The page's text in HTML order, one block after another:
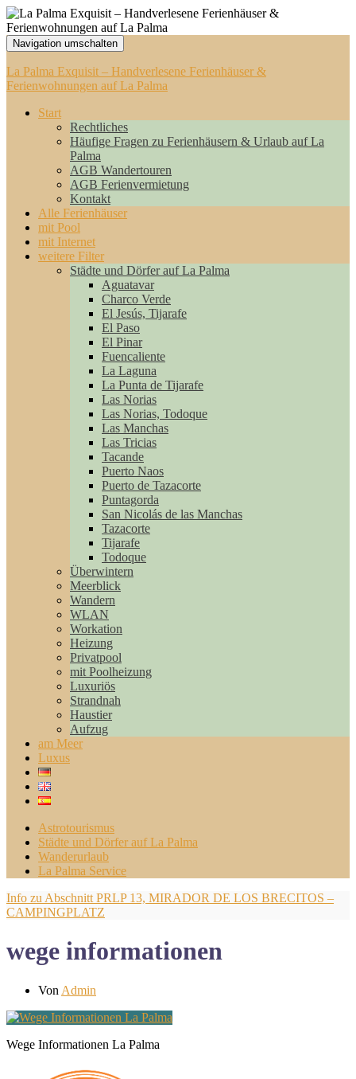
Navigation umschalten
La Palma Exquisit – Handverlesene Ferienhäuser &
Ferienwohnungen auf La Palma
Start
Rechtliches
Häufige Fragen zu Ferienhäusern & Urlaub auf La
Palma
AGB Wandertouren
AGB Ferienvermietung
Kontakt
Alle Ferienhäuser
mit Pool
mit Internet
weitere Filter
Städte und Dörfer auf La Palma
Aguatavar
Charco Verde
El Jesús, Tijarafe
El Paso
El Pinar
Fuencaliente
La Laguna
La Punta de Tijarafe
Las Norias
Las Norias, Todoque
Las Manchas
Las Tricias
Tacande
Puerto Naos
Puerto de Tazacorte
Puntagorda
San Nicolás de las Manchas
Tazacorte
Tijarafe
Todoque
Überwintern
Meerblick
Wandern
WLAN
Workation
Heizung
Privatpool
mit Poolheizung
Luxuriös
Strandnah
Haustier
Aufzug
am Meer
Luxus
Astrotourismus
Städte und Dörfer auf La Palma
Wanderurlaub
La Palma Service
Info zu Abschnitt PRLP 13, MIRADOR DE LOS BRECITOS –
CAMPINGPLATZ
wege informationen
Von Admin
Wege Informationen La Palma